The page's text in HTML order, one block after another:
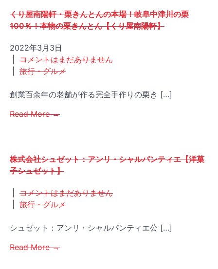
くり屋南陽軒・栗きんとんの本場！岐阜中津川の栗
100％！本物の栗きんとん【くり屋南陽軒】
2022年3月3日
コメントはまだありません
旅行・グルメ
創業百余年の老舗が作る完全手作りの栗き […]
Read More →
株式会社シュゼット：アンリ・シャルパンティエ【洋菓
子シュゼット】
コメントはまだありません
旅行・グルメ
シュゼット：アンリ・シャルパンティエ公 […]
Read More →